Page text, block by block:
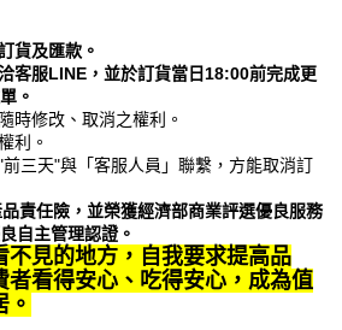
貨及匯款。
客服LINE，並於訂貨當日18:00前完成更
。
時修改、取消之權利。
利。
三天"與「客服人員」聯繫，方能取消訂
責任險，並榮獲經濟部商業評選優良服務
自主管理認證。
不見的地方，自我要求提高品
者看得安心、吃得安心，成為值
。